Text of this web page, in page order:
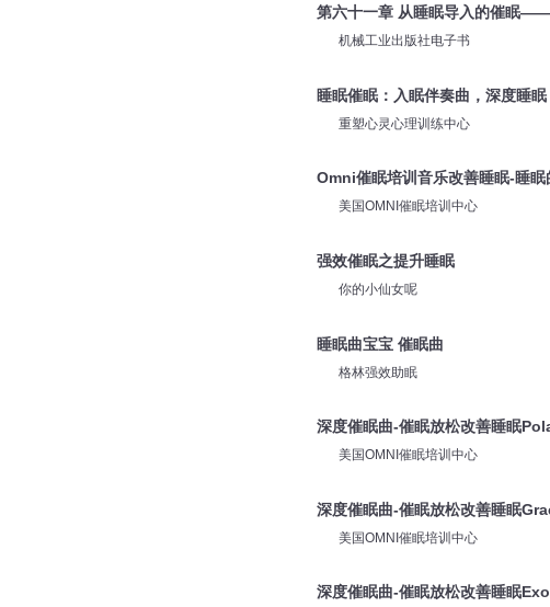
第六十一章 从睡眠导入的催眠
机械工业出版社电子书
睡眠催眠：入眠伴奏曲，深度睡眠
重塑心灵心理训练中心
Omni催眠培训音乐改善睡眠-睡眠
美国OMNI催眠培训中心
强效催眠之提升睡眠
你的小仙女呢
睡眠曲宝宝 催眠曲
格林强效助眠
深度催眠曲-催眠放松改善睡眠
美国OMNI催眠培训中心
深度催眠曲-催眠放松改善睡眠
美国OMNI催眠培训中心
深度催眠曲-催眠放松改善睡眠